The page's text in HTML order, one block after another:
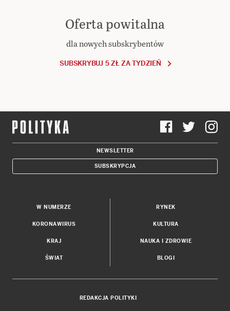
Oferta powitalna
dla nowych subskrybentów
SUBSKRYBUJ 5 ZŁ ZA TYDZIEŃ
NEWSLETTER
SUBSKRYPCJA
W NUMERZE
KORONAWIRUS
KRAJ
ŚWIAT
RYNEK
KULTURA
NAUKA I ZDROWIE
BLOGI
REDAKCJA POLITYKI